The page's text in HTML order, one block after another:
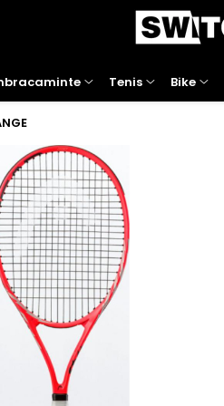
Tenis Bike